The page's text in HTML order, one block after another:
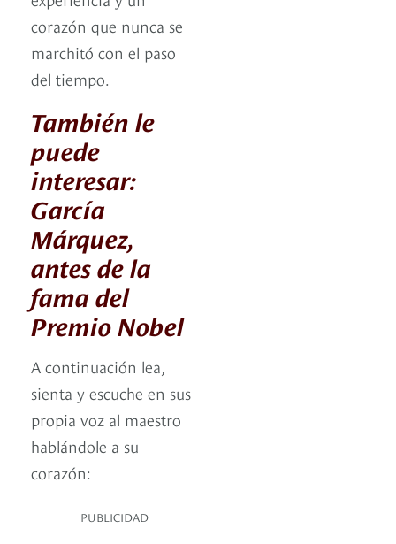
corazón que nunca se
marchitó con el paso
del tiempo.
También le
puede
interesar:
García
Márquez,
antes de la
fama del
Premio Nobel
A continuación lea,
sienta y escuche en sus
propia voz al maestro
hablándole a su
corazón:
PUBLICIDAD